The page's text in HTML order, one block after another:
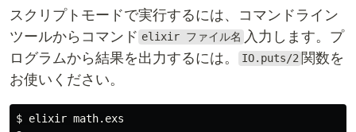
スクリプトモードで実行するには、コマンドライン
ツールからコマンド elixir ファイル名 入力します。プ
ログラムから結果を出力するには。
IO.puts/2 関数を
お使いください。
$